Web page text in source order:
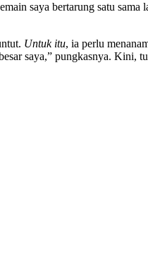
saya bertarung satu sama
Untuk itu, ia perlu
saya,” pungkasnya. Kini,